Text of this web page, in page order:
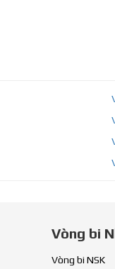
Vòng bi
Vòng bi NSK